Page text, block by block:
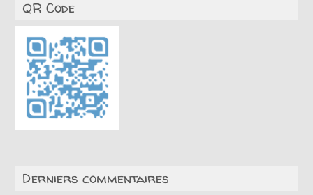
QR Code
Derniers commentaires